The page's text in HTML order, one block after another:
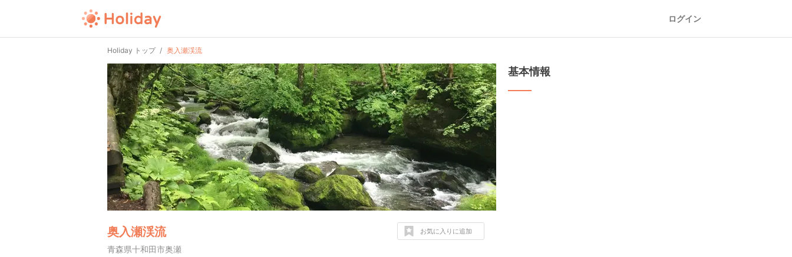
ログイン
Holiday トップ 奥入瀬渓流
奥入瀬渓流
青森県十和田市奥瀬
お気に入りに追加
基本情報